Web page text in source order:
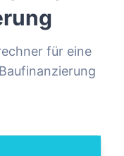
für eine